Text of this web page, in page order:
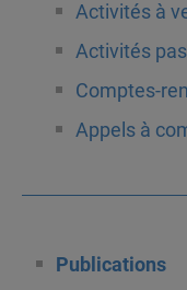
Activités à
Activités
Comptes-
Appels à
Publications